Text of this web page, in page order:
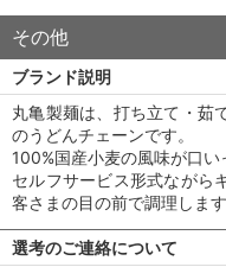
その他
ブランド説明
丸亀製麺は、打ち立て・茹
のうどんチェーンです。
100%国産小麦の風味が口い
セルフサービス形式ながら
客さまの目の前で調理します
選考のご連絡について